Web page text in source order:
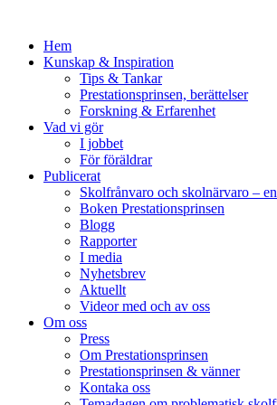
Hem
Kunskap & Inspiration
Tips & Tankar
Prestationsprinsen, berättelser
Forskning & Erfarenhet
Vad vi gör
I jobbet
För föräldrar
Publicerat
Skolfrånvaro och skolnärvaro –
Boken Prestationsprinsen
Blogg
Rapporter
I media
Nyhetsbrev
Aktuellt
Videor med och av oss
Om oss
Press
Om Prestationsprinsen
Prestationsprinsen & vänner
Kontaka oss